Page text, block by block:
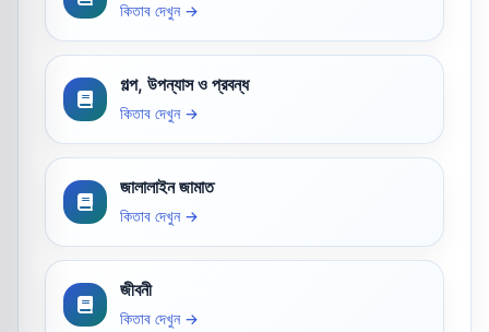
কিতাব দেখুন →
গল্প, উপন্যাস ও প্রবন্ধ
কিতাব দেখুন →
জালালাইন জামাত
কিতাব দেখুন →
জীবনী
কিতাব দেখুন →